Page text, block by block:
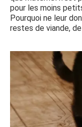
pour les moins
Pourquoi ne leur
restes de viande,